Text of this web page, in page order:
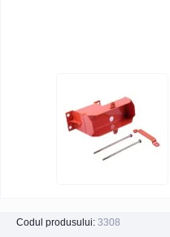
Codul produsului: 3308